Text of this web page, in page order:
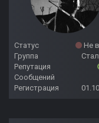
Статус
Не
Группа
Репутация
Сообщений
Регистрация